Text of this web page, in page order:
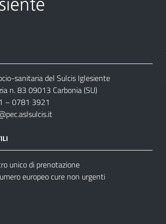
sanitaria del Sulcis Iglesiente
n. 83 09013 Carbonia (SU)
– 0781 3921
unico di prenotazione
europeo cure non urgenti